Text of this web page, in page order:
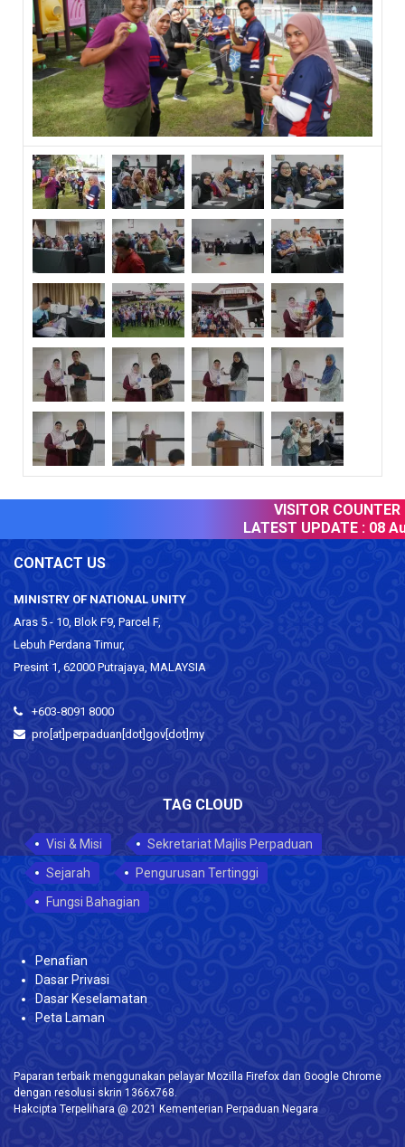
VISITOR COUNTER :
LATEST UPDATE : 08
CONTACT US
MINISTRY OF NATIONAL UNITY
Aras 5 - 10, Blok F9, Parcel F,
Lebuh Perdana Timur,
Presint 1, 62000 Putrajaya, MALAYSIA
+603-8091 8000
pro[at]perpaduan[dot]gov[dot]my
TAG CLOUD
Visi & Misi
Sekretariat Majlis Perpaduan
Sejarah
Pengurusan Tertinggi
Fungsi Bahagian
Penafian
Dasar Privasi
Dasar Keselamatan
Peta Laman
Paparan terbaik menggunakan pelayar Mozilla Firefox dan Google Chrome
dengan resolusi skrin 1366x768.
Hakcipta Terpelihara @ 2021 Kementerian Perpaduan Negara